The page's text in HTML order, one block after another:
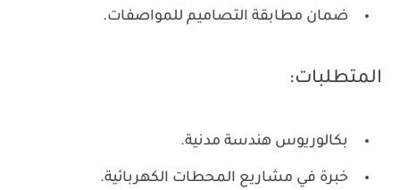
ضمان مطابقة التصاميم للمواصفات.
المتطلبات:
بكالوريوس هندسة مدنية.
خبرة في مشاريع المحطات الكهربائية.